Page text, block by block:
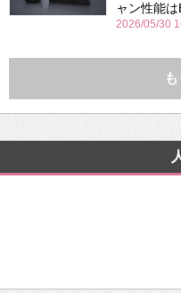
ャン性能
2026/05/30